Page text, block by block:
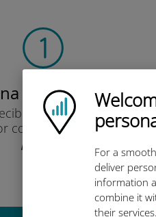
Ubigi logo
For a
deliver
information
combine it
their services.
tu plan de datos
un código
correo electrónico.
¡Rápido!